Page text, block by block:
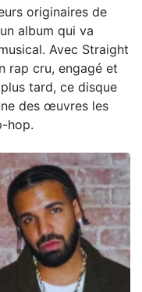
originaires de
album qui va
Avec Straight
rap cru, engagé et
tard, ce disque
des œuvres les
hop.